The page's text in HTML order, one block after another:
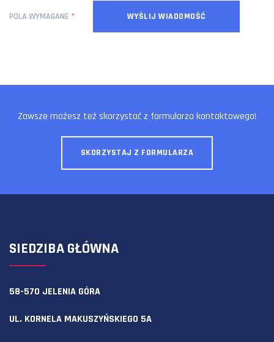
POLA WYMAGANE
Zawsze możesz też skorzystać z formularza kontaktowego!
SKORZYSTAJ Z FORMULARZA
SIEDZIBA GŁÓWNA
58-570 JELENIA GÓRA
UL. KORNELA MAKUSZYŃSKIEGO 5A